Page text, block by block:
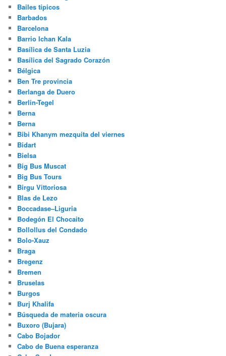
Bailes típicos
Barbados
Barcelona
Barrio Ichan Kala
Basílica de Santa Luzia
Basílica del Sagrado Corazón
Bélgica
Ben Tre provincia
Berlanga de Duero
Berlin-Tegel
Berna
Berna
Bibi Khanym mezquita del viernes
Bidart
Bielsa
Big Bus Muscat
Big Bus Tours
Birgu Vittoriosa
Blas de Lezo
Boccadase–Liguria
Bodegón El Chocaito
Bollollus del Condado
Bolo-Xauz
Braga
Bregenz
Bremen
Bruselas
Burgos
Burj Khalifa
Búsqueda de materia oscura
Buxoro (Bujara)
Cabo Bojador
Cabo de Buena esperanza